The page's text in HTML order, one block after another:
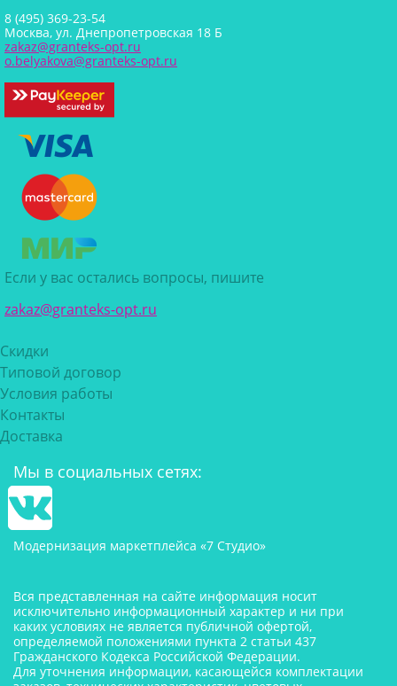
8 (495) 369-23-54
Москва, ул. Днепропетровская 18 Б
zakaz@granteks-opt.ru
o.belyakova@granteks-opt.ru
Если у вас остались вопросы, пишите
zakaz@granteks-opt.ru
Скидки
Типовой договор
Условия работы
Контакты
Доставка
Мы в социальных сетях:
Модернизация маркетплейса «7 Студио»
Вся представленная на сайте информация носит
исключительно информационный характер и ни при
каких условиях не является публичной офертой,
определяемой положениями пункта 2 статьи 437
Гражданского Кодекса Российской Федерации.
Для уточнения информации, касающейся комплектации